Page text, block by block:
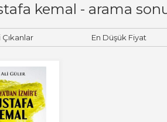
kemal - arama
Çıkanlar En Düşük Fiyat